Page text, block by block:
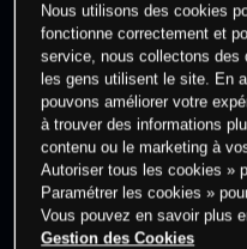
0% des clients
cet actif
Nous utilisons des cookies
fonctionne correctement et
service, nous collectons des
les gens utilisent le site. En
pouvons améliorer votre
à trouver des informations
contenu ou le marketing à
Autoriser tous les cookies »
Paramétrer les cookies »
Vous pouvez en savoir plus
Gestion des Cookies